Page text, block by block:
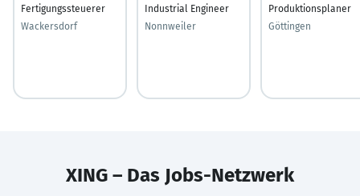
Fertigungssteuerer
Wackersdorf
Industrial Engineer
Nonnweiler
Produktionsplaner
Göttingen
XING – Das Jobs-Netzwerk